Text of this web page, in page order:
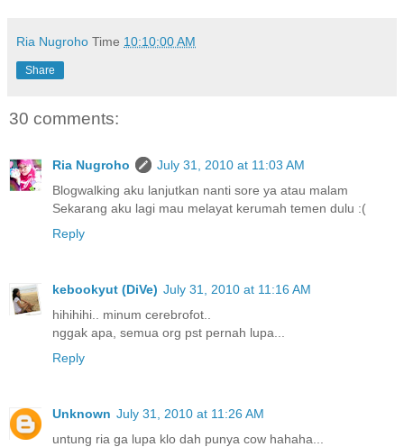
Ria Nugroho Time 10:10:00 AM
Share
30 comments:
Ria Nugroho
July 31, 2010 at 11:03 AM
Blogwalking aku lanjutkan nanti sore ya atau malam
Sekarang aku lagi mau melayat kerumah temen dulu :(
Reply
kebookyut (DiVe) July 31, 2010 at 11:16 AM
hihihihi.. minum cerebrofot..
nggak apa, semua org pst pernah lupa...
Reply
Unknown July 31, 2010 at 11:26 AM
untung ria ga lupa klo dah punya cow hahaha...